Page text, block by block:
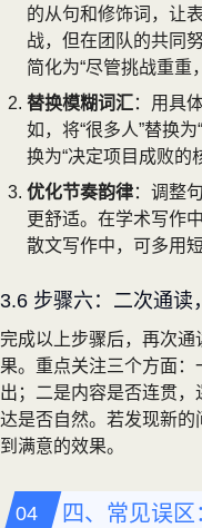
的从句和修饰词，让
战，但在团队的共同
简化为“尽管挑战重重
替换模糊词汇 ：用具
如，将“很多人”替换
换为“决定项目成败的
优化节奏韵律：调整
更舒适。在学术写作
散文写作中，可多用
3.6 步骤六：二次通读
完成以上步骤后，再次
果。重点关注三个方面
出；二是内容是否连贯
达是否自然。若发现新
到满意的效果。
四、常见误